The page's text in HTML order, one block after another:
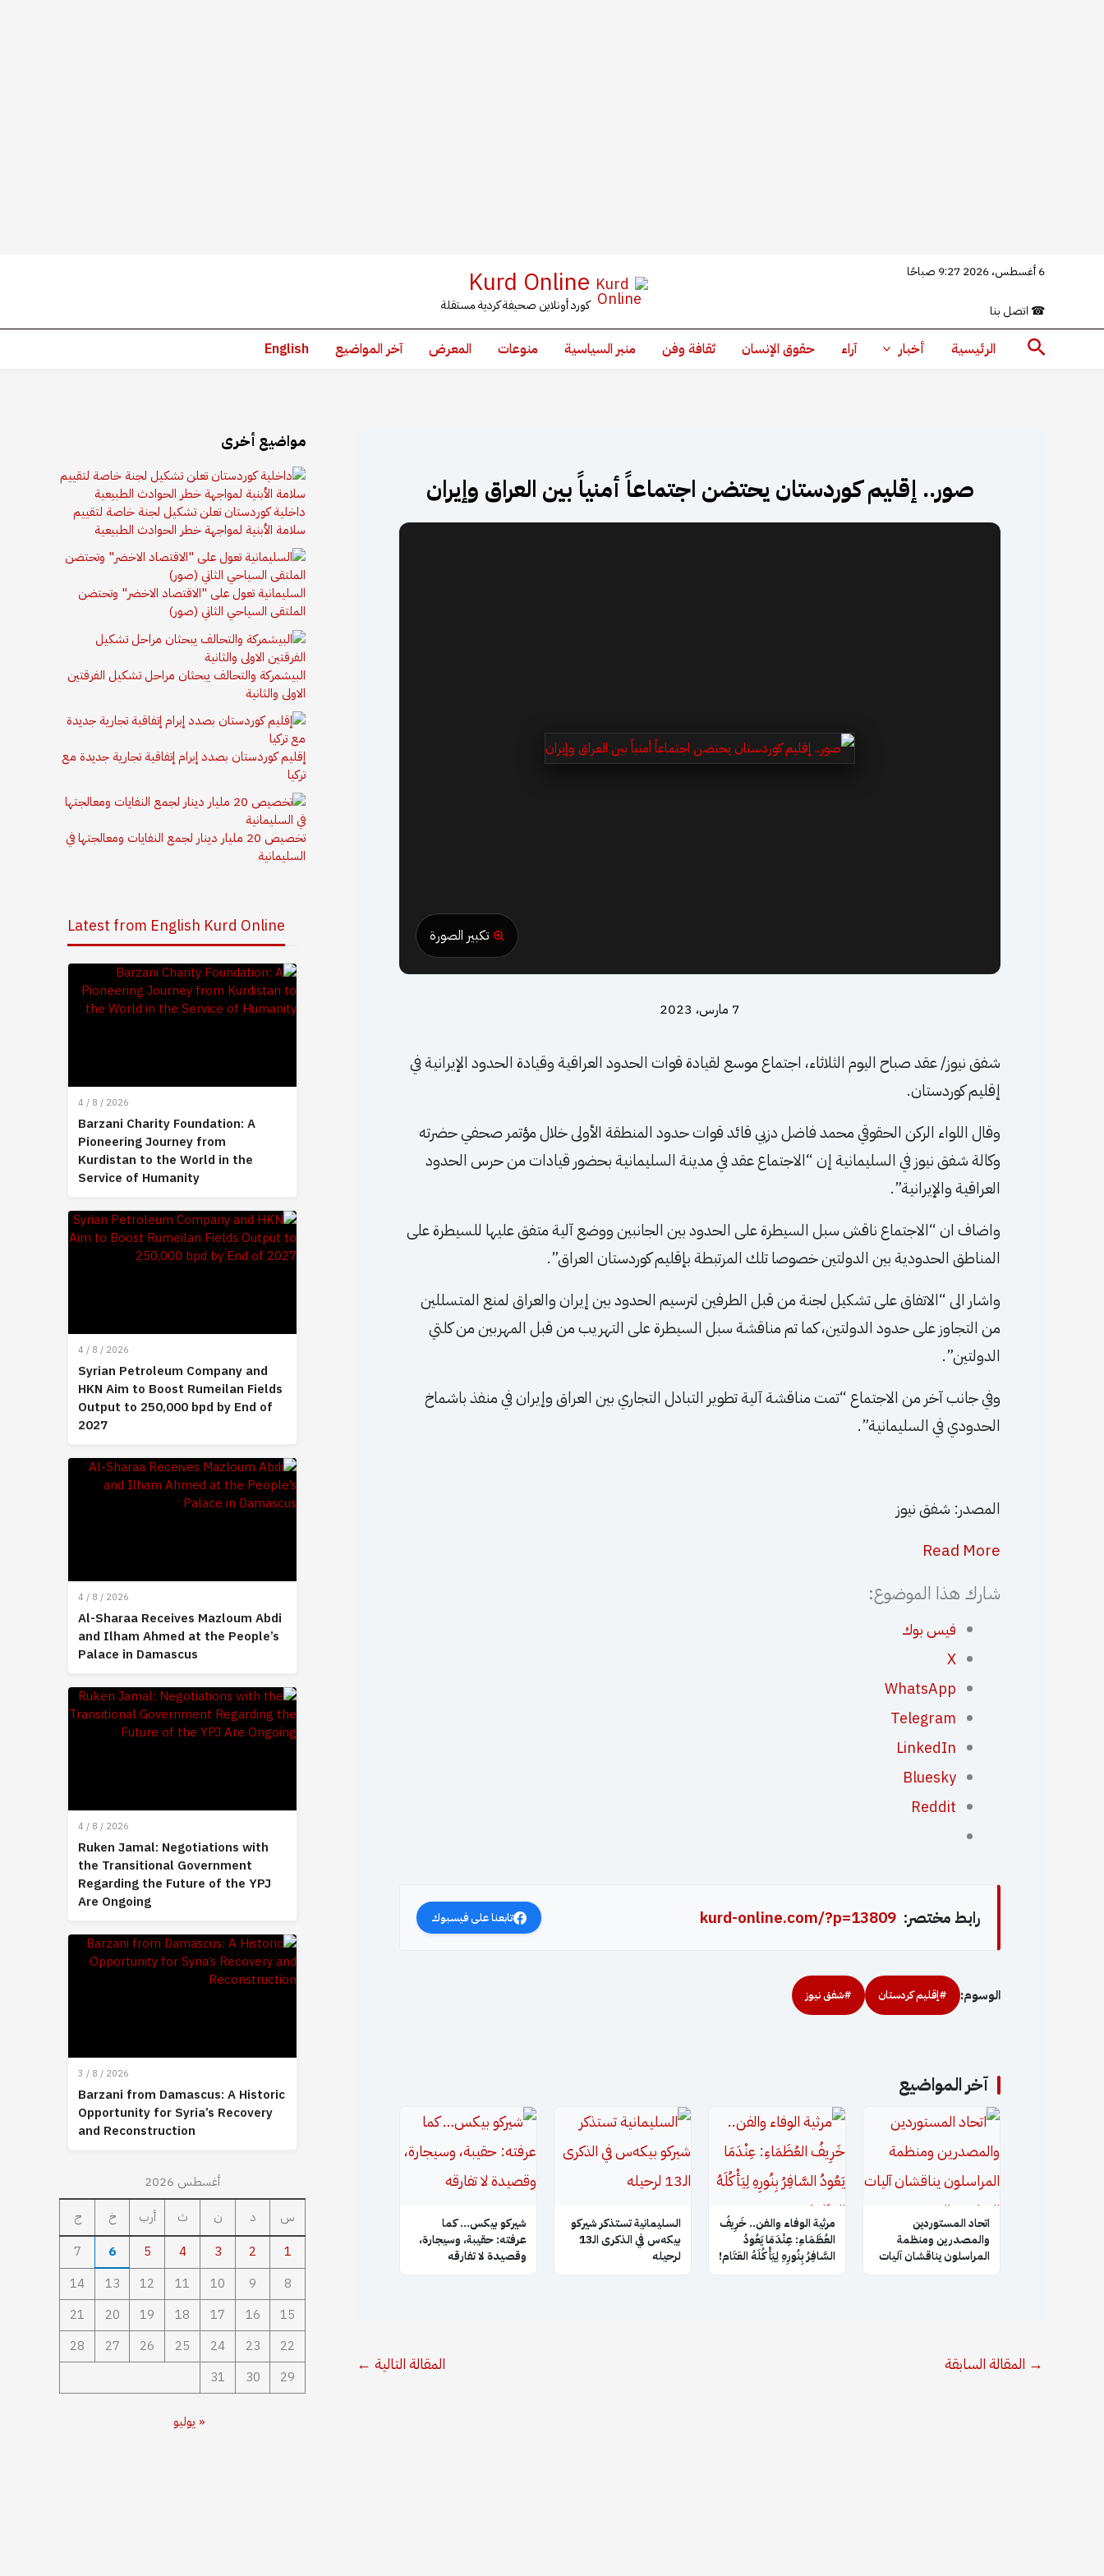
المحتوى
6 أغسطس، 2026 9:27 صباحًا
☎ اتصل بنا
Kurd Online
كورد أونلاين صحيفة كردية مستقلة
البحث الرئيسية أخبار آراء حقوق الإنسان ثقافة وفن منبر السياسية منوعات المعرض آخر المواضيع English
صور.. إقليم كوردستان يحتضن اجتماعاً أمنياً بين العراق وإيران
تكبير الصورة
7 مارس، 2023
شفق نيوز/ عقد صباح اليوم الثلاثاء، اجتماع موسع لقيادة قوات الحدود العراقية وقيادة الحدود الإيرانية في
إقليم كوردستان.
وقال اللواء الركن الحقوقي محمد فاضل دزيي قائد قوات حدود المنطقة الأولى خلال مؤتمر صحفي حضرته
وكالة شفق نيوز في السليمانية إن “الاجتماع عقد في مدينة السليمانية بحضور قيادات من حرس الحدود
العراقية والإيرانية”.
واضاف ان “الاجتماع ناقش سبل السيطرة على الحدود بين الجانبين ووضع آلية متفق عليها للسيطرة على
المناطق الحدودية بين الدولتين خصوصا تلك المرتبطة بإقليم كوردستان العراق”.
واشار الى “الاتفاق على تشكيل لجنة من قبل الطرفين لترسيم الحدود بين إيران والعراق لمنع المتسللين
من التجاوز على حدود الدولتين، كما تم مناقشة سبل السيطرة على التهريب من قبل المهربين من كلتي
الدولتين”.
وفي جانب آخر من الاجتماع “تمت مناقشة آلية تطوير التبادل التجاري بين العراق وإيران في منفذ باشماخ
الحدودي في السليمانية”.
المصدر: شفق نيوز
Read More
شارك هذا الموضوع:
فيس بوك
X
WhatsApp
Telegram
LinkedIn
Bluesky
Reddit
رابط مختصر: kurd-online.com/?p=13809 تابعنا على فيسبوك
الوسوم: #إقليم كردستان #شفق نيوز
آخر المواضيع
اتحاد المستوردين
والمصدرين ومنظمة
المراسلون يناقشان آليات
​مرثية الوفاء والفن.. خَرِيفُ
العُظَمَاءِ: عِنْدَمَا يَعُودُ
السَّافِرُ بِنُورِهِ لِيَأْكُلَهُ العَتَام!
السليمانية تستذكر شيركو
بيكه‌س في الذكرى الـ13
لرحيله
شيركو بيكس… كما
عرفته: حقيبة، وسيجارة،
وقصيدة لا تفارقه
→ المقالة السابقة المقالة التالية ←
مواضيع أخرى
داخلية كوردستان تعلن تشكيل لجنة خاصة لتقييم
سلامة الأبنية لمواجهة خطر الحوادث الطبيعية
السليمانية تعول على "الاقتصاد الاخضر" وتحتضن
الملتقى السياحي الثاني (صور)
البيشمركة والتحالف يبحثان مراحل تشكيل الفرقتين
الاولى والثانية
إقليم كوردستان بصدد إبرام إتفاقية تجارية جديدة مع
تركيا
تخصيص 20 مليار دينار لجمع النفايات ومعالجتها في
السليمانية
Latest from English Kurd Online
4 / 8 / 2026
Barzani Charity Foundation: A
Pioneering Journey from
Kurdistan to the World in the
Service of Humanity
4 / 8 / 2026
Syrian Petroleum Company and
HKN Aim to Boost Rumeilan Fields
Output to 250,000 bpd by End of
2027
4 / 8 / 2026
Al-Sharaa Receives Mazloum Abdi
and Ilham Ahmed at the People’s
Palace in Damascus
4 / 8 / 2026
Ruken Jamal: Negotiations with
the Transitional Government
Regarding the Future of the YPJ
Are Ongoing
3 / 8 / 2026
Barzani from Damascus: A Historic
Opportunity for Syria’s Recovery
and Reconstruction
أغسطس 2026
س
د ن ث أرب خ
ج
1
2
3
4
5
6
7
8
9
10
11
12
13
14
15
16
17
18
19
20
21
22
23
24
25
26
27
28
29
30
31
« يوليو